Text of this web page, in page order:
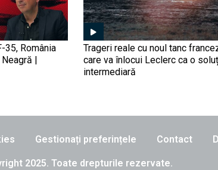
35, România
|
Trageri reale cu noul tanc
care va înlocui Leclerc ca o
intermediară
Gestionați preferințele Contact
2025. Toate drepturile rezervate.